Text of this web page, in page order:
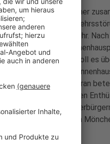
rund 1500 Teilnehmer
mit größeren
- ab 18 Uhr.
ziehen. Vom
Anschließend soll es
und zum
begleiten. Daran
und Vereine. Nach den
anderem auch
und Borussia